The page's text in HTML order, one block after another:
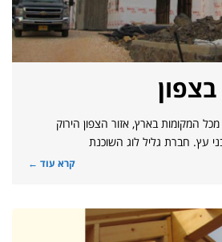
מכל המקומות בארץ, אזור הצפון הירוק
עץ. חברת גליל לוג השוכנת
קרא עוד ←